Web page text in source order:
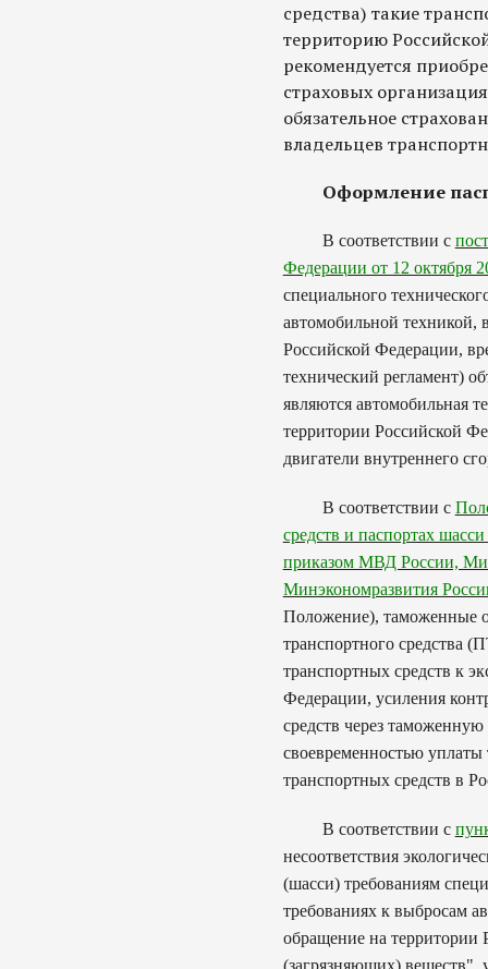
средства) такие
территорию
рекомендуется
страховых
обязательное
владельцев
Оформление
В соответствии с
Федерации от 12 октября
специального
автомобильной техникой,
Российской Федерации,
технический регламент)
являются автомобильная
территории Российской
двигатели внутреннего
В соответствии с
средств и паспортах
приказом МВД России,
Минэкономразвития
Положение), таможенные
транспортного средства
транспортных средств к
Федерации, усиления
средств через
своевременностью
транспортных средств в
В соответствии с
несоответствия
(шасси) требованиям
требованиях к выбросам
обращение на территории
(загрязняющих) веществ",